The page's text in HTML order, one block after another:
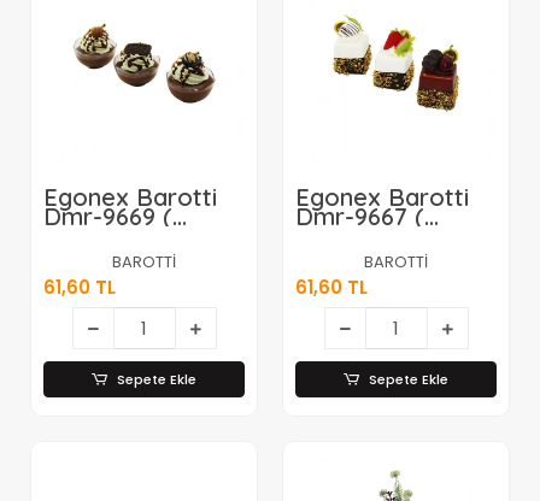
Egonex Barotti
Dmr-9669 (
Mıknatıslı )
Buzdolabı
Magnet ( Mix=
Mini Muffin & Kek
Kalıbı )*6x50
BAROTTİ
61,60 TL
Sepete Ekle
Egonex Barotti
Dmr-9667 (
Mıknatıslı )
Buzdolabı
Magnet ( Mix=
Mini Kek & Pasta
)*6x50
BAROTTİ
61,60 TL
Sepete Ekle